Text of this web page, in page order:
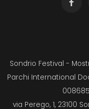
Sondrio Festival -
Parchi International
via Perego, 1, 23100